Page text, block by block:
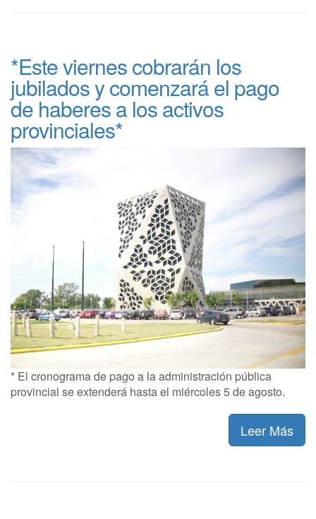
*Este viernes cobrarán los
jubilados y comenzará el pago
de haberes a los activos
provinciales*
* El cronograma de pago a la administración pública
provincial se extenderá hasta el miércoles 5 de agosto.
Leer Más